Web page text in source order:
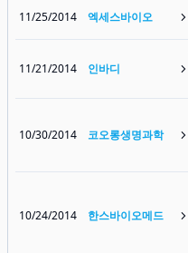
11/25/2014 엑세스바이오
11/21/2014 인바디
10/30/2014 코오롱생명과학
10/24/2014 한스바이오메드